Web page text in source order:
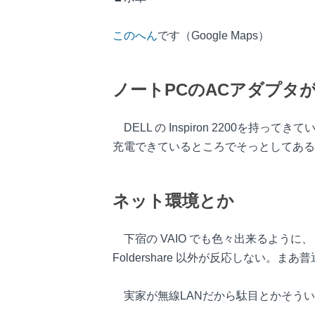
このへんです（Google Maps）
ノートPCのACアダプタ
DELL の Inspiron 2200を持ってきて
充電できているところでそっとしてあ
ネット環境とか
下宿の VAIO でも色々出来るように
Foldershare 以外が反応しない。まあ
実家が無線LANだから駄目とかそう